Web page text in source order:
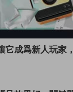
它成爲新人玩家